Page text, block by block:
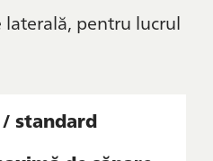
laterală, pentru lucrul
standard